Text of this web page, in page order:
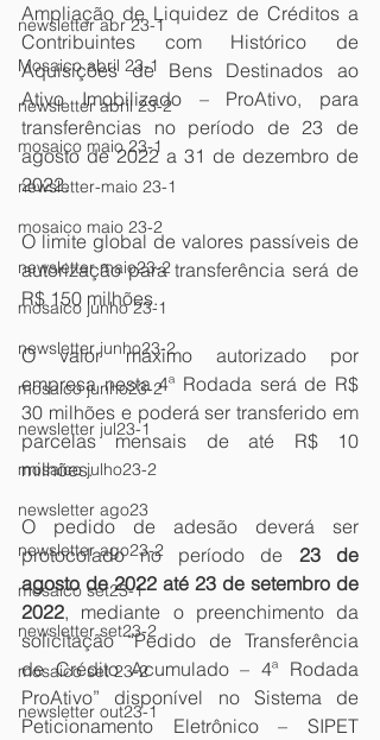
newsletter abr 23-1
Mosaico abril 23-1
newsletter abril 23-2
mosaico maio 23-1
newsletter-maio 23-1
mosaico maio 23-2
newsletter maio23-2
mosaico junho 23-1
newsletter junho23-2
mosaico junho23-2
newsletter jul23-1
mosaico julho23-2
newsletter ago23
newsletter ago23-2
mosaico set23-1
newsletter set23-2
mosaico set 23-2
newsletter out23-1
Ampliação de Liquidez de Créditos a
Contribuintes com Histórico de
Aquisições de Bens Destinados ao
Ativo Imobilizado – ProAtivo, para
transferências no período de 23 de
agosto de 2022 a 31 de dezembro de
2022.
O limite global de valores passíveis de
autorização para transferência será de
R$ 150 milhões.
O valor máximo autorizado por
empresa nesta 4ª Rodada será de R$
30 milhões e poderá ser transferido em
parcelas mensais de até R$ 10
milhões.
O pedido de adesão deverá ser
protocolado no período de 23 de
agosto de 2022 até 23 de setembro de
2022, mediante o preenchimento da
solicitação “Pedido de Transferência
de Crédito Acumulado – 4ª Rodada
ProAtivo” disponível no Sistema de
Peticionamento Eletrônico – SIPET